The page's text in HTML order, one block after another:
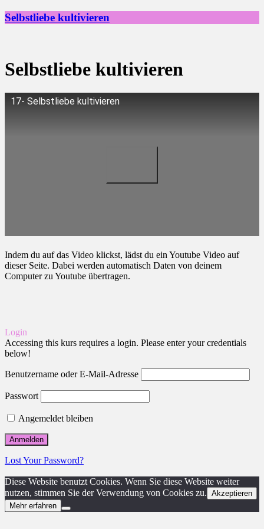
Selbstliebe kultivieren
Selbstliebe kultivieren
17- Selbstliebe kultivieren
Indem du auf das Video klickst, lädst du ein Youtube Video auf
dieser Seite. Dabei werden automatisch Daten von deinem
Computer zu Youtube übertragen.
Login
Accessing this kurs requires a login. Please enter your credentials
below!
Benutzername oder E-Mail-Adresse
Passwort
Angemeldet bleiben
Lost Your Password?
Diese Website benutzt Cookies. Wenn Sie diese Website weiter
nutzen, stimmen Sie der Verwendung von Cookies zu. Akzeptieren
Mehr erfahren